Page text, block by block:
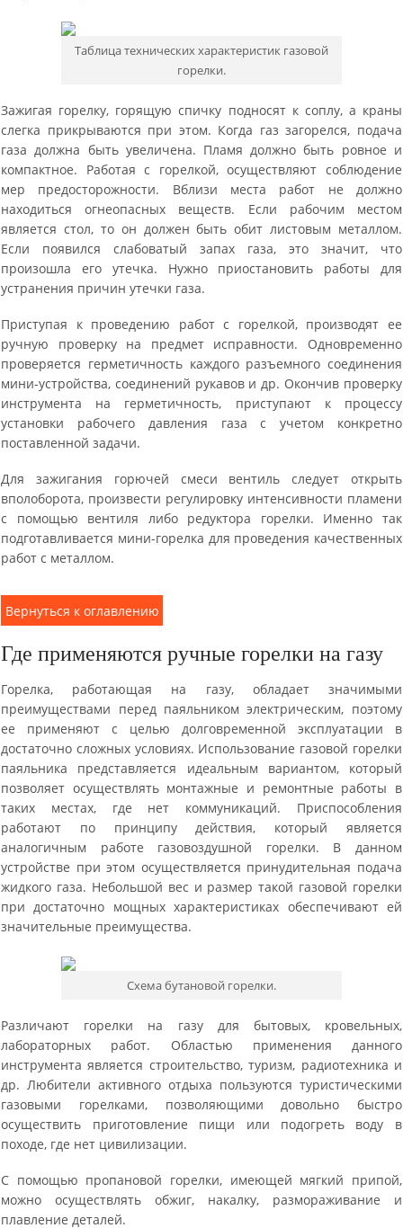
Таблица технических характеристик газовой
горелки.
Зажигая горелку, горящую спичку подносят к соплу, а краны
слегка прикрываются при этом. Когда газ загорелся, подача
газа должна быть увеличена. Пламя должно быть ровное и
компактное. Работая с горелкой, осуществляют соблюдение
мер предосторожности. Вблизи места работ не должно
находиться огнеопасных веществ. Если рабочим местом
является стол, то он должен быть обит листовым металлом.
Если появился слабоватый запах газа, это значит, что
произошла его утечка. Нужно приостановить работы для
устранения причин утечки газа.
Приступая к проведению работ с горелкой, производят ее
ручную проверку на предмет исправности. Одновременно
проверяется герметичность каждого разъемного соединения
мини-устройства, соединений рукавов и др. Окончив проверку
инструмента на герметичность, приступают к процессу
установки рабочего давления газа с учетом конкретно
поставленной задачи.
Для зажигания горючей смеси вентиль следует открыть
вполоборота, произвести регулировку интенсивности пламени
с помощью вентиля либо редуктора горелки. Именно так
подготавливается мини-горелка для проведения качественных
работ с металлом.
Вернуться к оглавлению
Где применяются ручные горелки на газу
Горелка, работающая на газу, обладает значимыми
преимуществами перед паяльником электрическим, поэтому
ее применяют с целью долговременной эксплуатации в
достаточно сложных условиях. Использование газовой горелки
паяльника представляется идеальным вариантом, который
позволяет осуществлять монтажные и ремонтные работы в
таких местах, где нет коммуникаций. Приспособления
работают по принципу действия, который является
аналогичным работе газовоздушной горелки. В данном
устройстве при этом осуществляется принудительная подача
жидкого газа. Небольшой вес и размер такой газовой горелки
при достаточно мощных характеристиках обеспечивают ей
значительные преимущества.
Схема бутановой горелки.
Различают горелки на газу для бытовых, кровельных,
лабораторных работ. Областью применения данного
инструмента является строительство, туризм, радиотехника и
др. Любители активного отдыха пользуются туристическими
газовыми горелками, позволяющими довольно быстро
осуществить приготовление пищи или подогреть воду в
походе, где нет цивилизации.
С помощью пропановой горелки, имеющей мягкий припой,
можно осуществлять обжиг, накалку, размораживание и
плавление деталей.